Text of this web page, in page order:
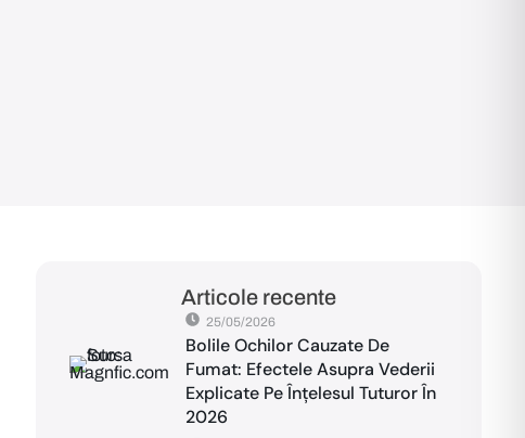
Articole recente
25/05/2026
Bolile Ochilor Cauzate De
Fumat: Efectele Asupra Vederii
Explicate Pe Înțelesul Tuturor În
2026